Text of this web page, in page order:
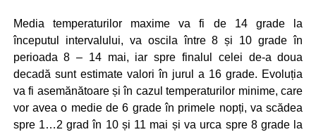
Media temperaturilor maxime va fi de 14 grade la
începutul intervalului, va oscila între 8 și 10 grade în
perioada 8 – 14 mai, iar spre finalul celei de-a doua
decadă sunt estimate valori în jurul a 16 grade. Evoluția
va fi asemănătoare și în cazul temperaturilor minime, care
vor avea o medie de 6 grade în primele nopți, va scădea
spre 1…2 grad în 10 și 11 mai și va urca spre 8 grade la